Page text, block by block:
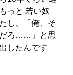
っと 若い奴
し、「俺、そ
だろ……」と思
したんです